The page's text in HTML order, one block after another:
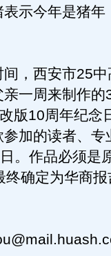
示今年是猪年
，西安市25中
一周来制作的
版10周年纪念
加的读者、专
。作品必须是
确定为华商